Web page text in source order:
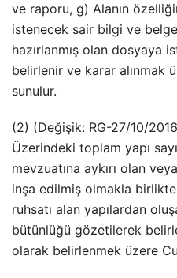
ve raporu, g) Alanın
istenecek sair bilgi ve
hazırlanmış olan dosyaya
belirlenir ve karar alınmak
sunulur.
(2) (Değişik: RG-27/10/
Üzerindeki toplam yapı
mevzuatına aykırı olan
inşa edilmiş olmakla
ruhsatı alan yapılardan
bütünlüğü gözetilerek
olarak belirlenmek üzere